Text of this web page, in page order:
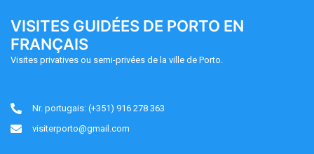
VISITES GUIDÉES DE PORTO EN
FRANÇAIS
Visites privatives ou semi-privées de la ville de Porto.
Nr. portugais: (+351) 916 278 363
visiterporto@gmail.com